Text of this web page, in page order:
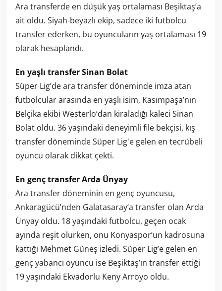
Ara transferde en düşük yaş ortalaması Beşiktaş’a
ait oldu. Siyah-beyazlı ekip, sadece iki futbolcu
transfer ederken, bu oyuncuların yaş ortalaması 19
olarak hesaplandı.
En yaşlı transfer Sinan Bolat
Süper Lig’de ara transfer döneminde imza atan
futbolcular arasında en yaşlı isim, Kasımpaşa’nın
Belçika ekibi Westerlo’dan kiraladığı kaleci Sinan
Bolat oldu. 36 yaşındaki deneyimli file bekçisi, kış
transfer döneminde Süper Lig'e gelen en tecrübeli
oyuncu olarak dikkat çekti.
En genç transfer Arda Ünyay
Ara transfer döneminin en genç oyuncusu,
Ankaragücü’nden Galatasaray’a transfer olan Arda
Ünyay oldu. 18 yaşındaki futbolcu, geçen ocak
ayında reşit olurken, onu Konyaspor’un kadrosuna
kattığı Mehmet Güneş izledi. Süper Lig’e gelen en
genç yabancı oyuncu ise Beşiktaş’ın transfer ettiği
19 yaşındaki Ekvadorlu Keny Arroyo oldu.